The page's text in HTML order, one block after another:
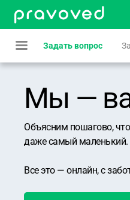
Задать вопрос
Мы —
Объясним пошагово,
даже самый маленький.
Все это — онлайн, с